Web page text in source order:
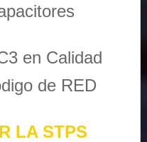
en Calidad
de RED
LA STPS